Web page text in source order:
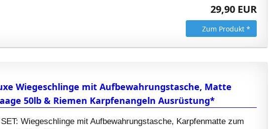
29,90 EUR
Zum Produkt *
Wiegeschlinge mit Aufbewahrungstasche, Matte
50lb & Riemen Karpfenangeln Ausrüstung*
Wiegeschlinge mit Aufbewahrungstasche, Karpfenmatte zum